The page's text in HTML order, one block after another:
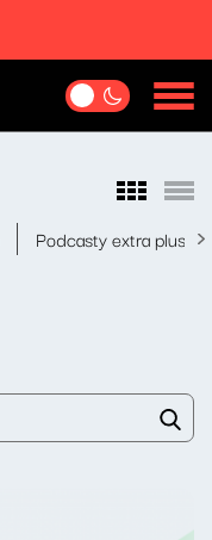
Podcasty extra plus